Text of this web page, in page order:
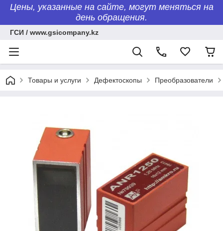
Цены, указанные на сайте, могут меняться на
день обращения.
ГСИ / www.gsicompany.kz
Товары и услуги Дефектоскопы Преобразователи